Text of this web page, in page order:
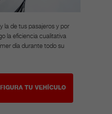
y la de tus pasajeros y por
la eficiencia cualitativa
día durante todo su
TU VEHÍCULO